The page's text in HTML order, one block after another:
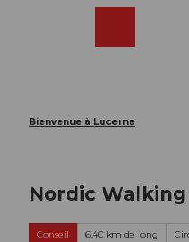
Bienvenue à Lucerne
Nordic
Conseil 6,40 km de long